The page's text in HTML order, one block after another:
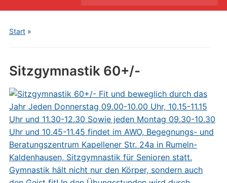
menu
Start»
Sitzgymnastik 60+/-